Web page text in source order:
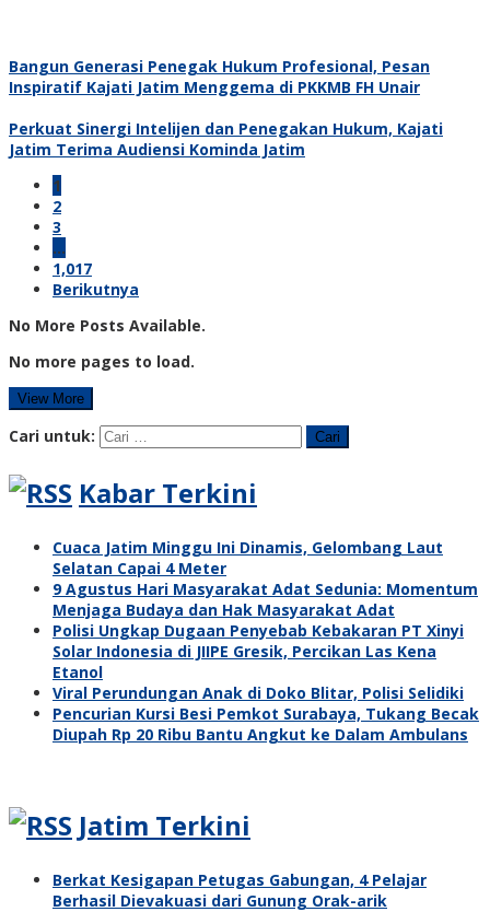
Bangun Generasi Penegak Hukum Profesional, Pesan
Inspiratif Kajati Jatim Menggema di PKKMB FH Unair
Perkuat Sinergi Intelijen dan Penegakan Hukum, Kajati
Jatim Terima Audiensi Kominda Jatim
1
2
3
…
1,017
Berikutnya
No More Posts Available.
No more pages to load.
View More
Cari untuk:
Kabar Terkini
Cuaca Jatim Minggu Ini Dinamis, Gelombang Laut
Selatan Capai 4 Meter
9 Agustus Hari Masyarakat Adat Sedunia: Momentum
Menjaga Budaya dan Hak Masyarakat Adat
Polisi Ungkap Dugaan Penyebab Kebakaran PT Xinyi
Solar Indonesia di JIIPE Gresik, Percikan Las Kena
Etanol
Viral Perundungan Anak di Doko Blitar, Polisi Selidiki
Pencurian Kursi Besi Pemkot Surabaya, Tukang Becak
Diupah Rp 20 Ribu Bantu Angkut ke Dalam Ambulans
Jatim Terkini
Berkat Kesigapan Petugas Gabungan, 4 Pelajar
Berhasil Dievakuasi dari Gunung Orak-arik